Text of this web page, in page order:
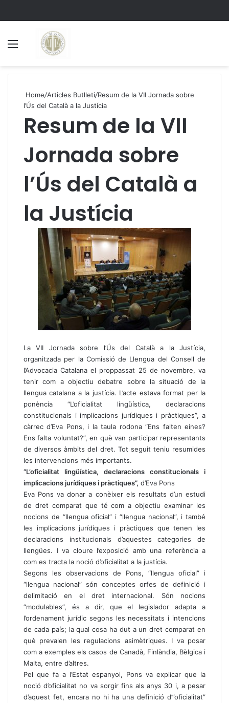
Home/Articles Butlletí/Resum de la VII Jornada sobre
l’Ús del Català a la Justícia
Resum de la VII
Jornada sobre
l’Ús del Català a
la Justícia
La VII Jornada sobre l’Ús del Català a la Justícia,
organitzada per la Comissió de Llengua del Consell de
l’Advocacia Catalana el proppassat 25 de novembre, va
tenir com a objectiu debatre sobre la situació de la
llengua catalana a la justícia. L’acte estava format per la
ponència “L’oficialitat lingüística, declaracions
constitucionals i implicacions jurídiques i pràctiques”, a
càrrec d’Eva Pons, i la taula rodona “Ens falten eines?
Ens falta voluntat?”, en què van participar representants
de diversos àmbits del dret. Tot seguit teniu resumides
les intervencions més importants.
“L’oficialitat lingüística, declaracions constitucionals i
implicacions jurídiques i pràctiques”, d’Eva Pons
Eva Pons va donar a conèixer els resultats d’un estudi
de dret comparat que té com a objectiu examinar les
nocions de “llengua oficial” i “llengua nacional”, i també
les implicacions jurídiques i pràctiques que tenen les
declaracions institucionals d’aquestes categories de
llengües. I va cloure l’exposició amb una referència a
com es tracta la noció d’oficialitat a la justícia.
Segons les observacions de Pons, “llengua oficial” i
“llengua nacional” són conceptes orfes de definició i
delimitació en el dret internacional. Són nocions
“modulables”, és a dir, que el legislador adapta a
l’ordenament jurídic segons les necessitats i intencions
de cada país; la qual cosa ha dut a un dret comparat en
què prevalen les regulacions asimètriques. I va posar
com a exemples els casos de Canadà, Finlàndia, Bèlgica i
Malta, entre d’altres.
Pel que fa a l’Estat espanyol, Pons va explicar que la
noció d’oficialitat no va sorgir fins als anys 30 i, a pesar
d’aquest fet, encara no hi ha una definició d’”oficialitat”